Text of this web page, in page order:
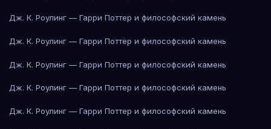
Дж. К. Роулинг — Гарри Поттер и философский камень
Дж. К. Роулинг — Гарри Поттер и философский камень
Дж. К. Роулинг — Гарри Поттер и философский камень
Дж. К. Роулинг — Гарри Поттер и философский камень
Дж. К. Роулинг — Гарри Поттер и философский камень